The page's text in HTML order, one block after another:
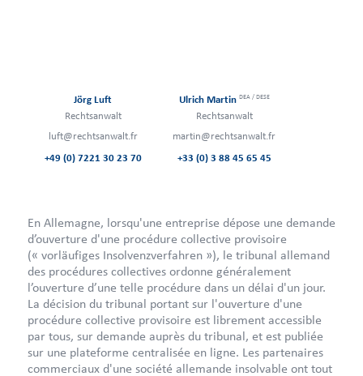
Jörg Luft
Rechtsanwalt
luft@rechtsanwalt.fr
+49 (0) 7221 30 23 70
Ulrich Martin DEA / DESE
Rechtsanwalt
martin@rechtsanwalt.fr
+33 (0) 3 88 45 65 45
En Allemagne, lorsqu'une entreprise dépose une demande
d’ouverture d'une procédure collective provisoire
(« vorläufiges Insolvenzverfahren »), le tribunal allemand
des procédures collectives ordonne généralement
l’ouverture d’une telle procédure dans un délai d'un jour.
La décision du tribunal portant sur l'ouverture d'une
procédure collective provisoire est librement accessible
par tous, sur demande auprès du tribunal, et est publiée
sur une plateforme centralisée en ligne. Les partenaires
commerciaux d'une société allemande insolvable ont tout